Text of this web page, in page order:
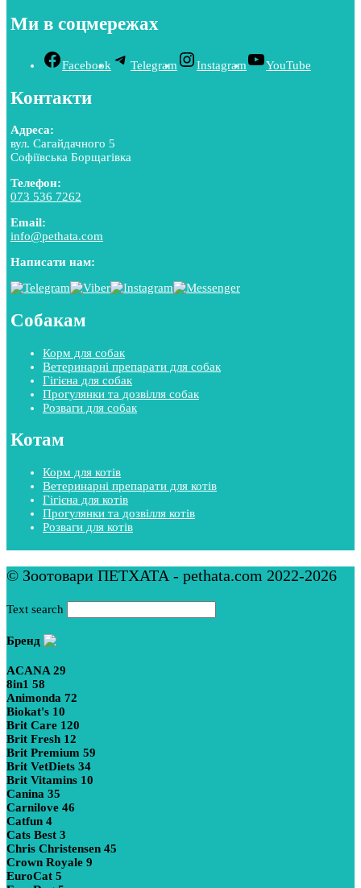
Ми в соцмережах
Facebook Telegram Instagram YouTube
Контакти
Адреса:
вул. Сагайдачного 5
Софіївська Борщагівка
Телефон:
073 536 7262
Email:
info@pethata.com
Написати нам:
Собакам
Корм для собак
Ветеринарні препарати для собак
Гігієна для собак
Прогулянки та дозвілля собак
Розваги для собак
Котам
Корм для котів
Ветеринарні препарати для котів
Гігієна для котів
Прогулянки та дозвілля котів
Розваги для котів
© Зоотовари ПЕТХАТА - pethata.com 2022-2026
Text search
Бренд
ACANA 29
8in1 58
Animonda 72
Biokat's 10
Brit Care 120
Brit Fresh 12
Brit Premium 59
Brit VetDiets 34
Brit Vitamins 10
Canina 35
Carnilove 46
Catfun 4
Cats Best 3
Chris Christensen 45
Crown Royale 9
EuroCat 5